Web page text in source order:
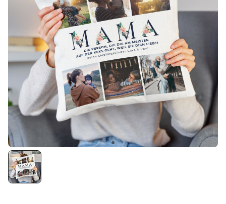
Personalisierbares Aperol
Spritz Glas mit Name
über 19.400
mal gekauft
16,99 €
Personalisierbar
Personalisierbare Schürze
Pizzeria mit Gesicht
über 1.900
mal gekauft
29,99 €
Personalisierbarer Duftbaum
2er Set im Polaroid-Look
über 13.900
mal gekauft
19,99 €